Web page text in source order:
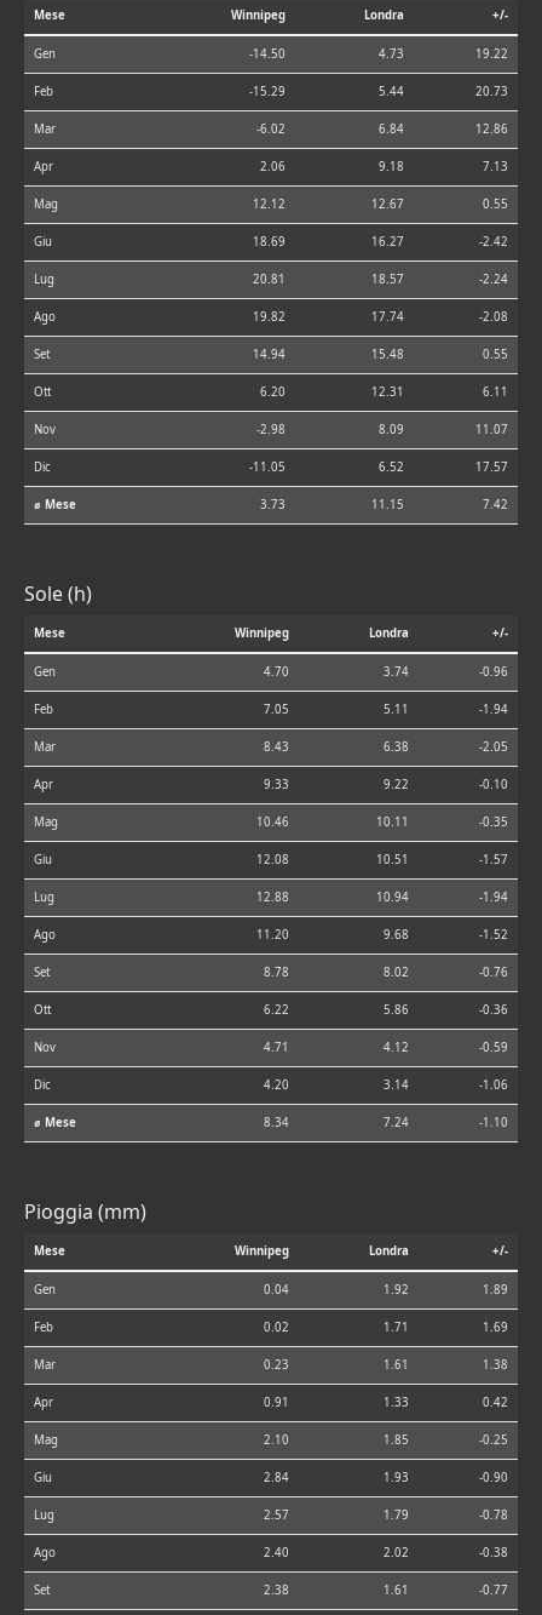
Mese Winnipeg Londra +/-
Gen -14.50 4.73 19.22
Feb -15.29 5.44 20.73
Mar -6.02 6.84 12.86
Apr 2.06 9.18 7.13
Mag 12.12 12.67 0.55
Giu 18.69 16.27 -2.42
Lug 20.81 18.57 -2.24
Ago 19.82 17.74 -2.08
Set 14.94 15.48 0.55
Ott 6.20 12.31 6.11
Nov -2.98 8.09 11.07
Dic -11.05 6.52 17.57
⌀ Mese 3.73 11.15 7.42
Sole (h)
Mese Winnipeg Londra +/-
Gen 4.70 3.74 -0.96
Feb 7.05 5.11 -1.94
Mar 8.43 6.38 -2.05
Apr 9.33 9.22 -0.10
Mag 10.46 10.11 -0.35
Giu 12.08 10.51 -1.57
Lug 12.88 10.94 -1.94
Ago 11.20 9.68 -1.52
Set 8.78 8.02 -0.76
Ott 6.22 5.86 -0.36
Nov 4.71 4.12 -0.59
Dic 4.20 3.14 -1.06
⌀ Mese 8.34 7.24 -1.10
Pioggia (mm)
Mese Winnipeg Londra +/-
Gen 0.04 1.92 1.89
Feb 0.02 1.71 1.69
Mar 0.23 1.61 1.38
Apr 0.91 1.33 0.42
Mag 2.10 1.85 -0.25
Giu 2.84 1.93 -0.90
Lug 2.57 1.79 -0.78
Ago 2.40 2.02 -0.38
Set 2.38 1.61 -0.77